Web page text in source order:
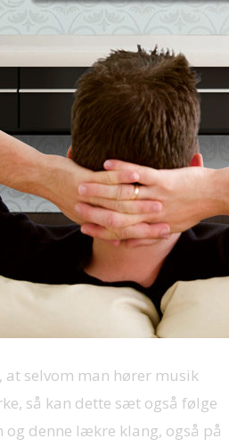
at selvom man hører musik
så kan dette sæt også følge
og denne lækre klang, også på